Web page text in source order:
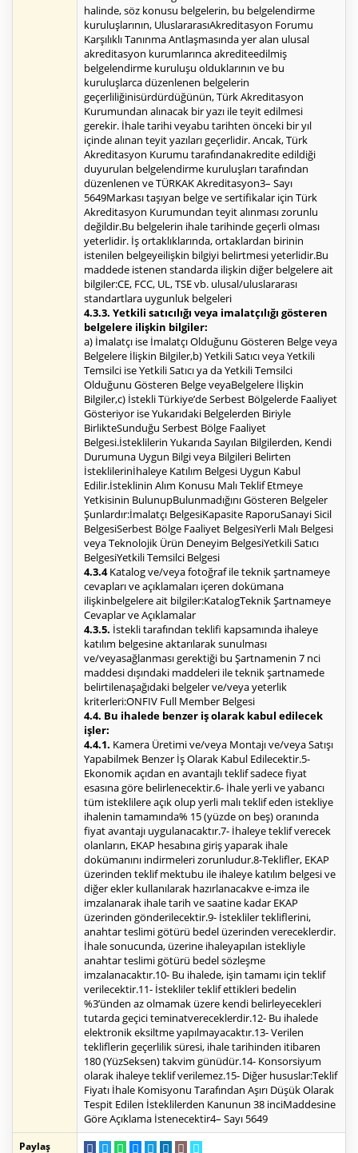
halinde, söz konusu belgelerin, bu belgelendirme
kuruluşlarının, UluslararasıAkreditasyon Forumu
Karşılıklı Tanınma Antlaşmasında yer alan ulusal
akreditasyon kurumlarınca akrediteedilmiş
belgelendirme kuruluşu olduklarının ve bu
kuruluşlarca düzenlenen belgelerin
geçerliliğinisürdürdüğünün, Türk Akreditasyon
Kurumundan alınacak bir yazı ile teyit edilmesi
gerekir. İhale tarihi veyabu tarihten önceki bir yıl
içinde alınan teyit yazıları geçerlidir. Ancak, Türk
Akreditasyon Kurumu tarafındanakredite edildiği
duyurulan belgelendirme kuruluşları tarafından
düzenlenen ve TÜRKAK Akreditasyon3– Sayı
5649Markası taşıyan belge ve sertifikalar için Türk
Akreditasyon Kurumundan teyit alınması zorunlu
değildir.Bu belgelerin ihale tarihinde geçerli olması
yeterlidir. İş ortaklıklarında, ortaklardan birinin
istenilen belgeyeilişkin bilgiyi belirtmesi yeterlidir.Bu
maddede istenen standarda ilişkin diğer belgelere ait
bilgiler:CE, FCC, UL, TSE vb. ulusal/uluslararası
standartlara uygunluk belgeleri
4.3.3. Yetkili satıcılığı veya imalatçılığı gösteren
belgelere ilişkin bilgiler:
a) İmalatçı ise İmalatçı Olduğunu Gösteren Belge veya
Belgelere İlişkin Bilgiler,b) Yetkili Satıcı veya Yetkili
Temsilci ise Yetkili Satıcı ya da Yetkili Temsilci
Olduğunu Gösteren Belge veyaBelgelere İlişkin
Bilgiler,c) İstekli Türkiye’de Serbest Bölgelerde Faaliyet
Gösteriyor ise Yukarıdaki Belgelerden Biriyle
BirlikteSunduğu Serbest Bölge Faaliyet
Belgesi.İsteklilerin Yukarıda Sayılan Bilgilerden, Kendi
Durumuna Uygun Bilgi veya Bilgileri Belirten
İsteklilerinİhaleye Katılım Belgesi Uygun Kabul
Edilir.İsteklinin Alım Konusu Malı Teklif Etmeye
Yetkisinin BulunupBulunmadığını Gösteren Belgeler
Şunlardır:İmalatçı BelgesiKapasite RaporuSanayi Sicil
BelgesiSerbest Bölge Faaliyet BelgesiYerli Malı Belgesi
veya Teknolojik Ürün Deneyim BelgesiYetkili Satıcı
BelgesiYetkili Temsilci Belgesi
4.3.4Katalog ve/veya fotoğraf ile teknik şartnameye
cevapları ve açıklamaları içeren dokümana
ilişkinbelgelere ait bilgiler:KatalogTeknik Şartnameye
Cevaplar ve Açıklamalar
4.3.5. İstekli tarafından teklifi kapsamında ihaleye
katılım belgesine aktarılarak sunulması
ve/veyasağlanması gerektiği bu Şartnamenin 7 nci
maddesi dışındaki maddeleri ile teknik şartnamede
belirtilenaşağıdaki belgeler ve/veya yeterlik
kriterleri:ONFIV Full Member Belgesi
4.4. Bu ihalede benzer iş olarak kabul edilecek
işler:
4.4.1. Kamera Üretimi ve/veya Montajı ve/veya Satışı
Yapabilmek Benzer İş Olarak Kabul Edilecektir.5-
Ekonomik açıdan en avantajlı teklif sadece fiyat
esasına göre belirlenecektir.6- İhale yerli ve yabancı
tüm isteklilere açık olup yerli malı teklif eden istekliye
ihalenin tamamında% 15 (yüzde on beş) oranında
fiyat avantajı uygulanacaktır.7- İhaleye teklif verecek
olanların, EKAP hesabına giriş yaparak ihale
dokümanını indirmeleri zorunludur.8-Teklifler, EKAP
üzerinden teklif mektubu ile ihaleye katılım belgesi ve
diğer ekler kullanılarak hazırlanacakve e-imza ile
imzalanarak ihale tarih ve saatine kadar EKAP
üzerinden gönderilecektir.9- İstekliler tekliflerini,
anahtar teslimi götürü bedel üzerinden vereceklerdir.
İhale sonucunda, üzerine ihaleyapılan istekliyle
anahtar teslimi götürü bedel sözleşme
imzalanacaktır.10- Bu ihalede, işin tamamı için teklif
verilecektir.11- İstekliler teklif ettikleri bedelin
%3’ünden az olmamak üzere kendi belirleyecekleri
tutarda geçici teminatvereceklerdir.12- Bu ihalede
elektronik eksiltme yapılmayacaktır.13- Verilen
tekliflerin geçerlilik süresi, ihale tarihinden itibaren
180 (YüzSeksen) takvim günüdür.14- Konsorsiyum
olarak ihaleye teklif verilemez.15- Diğer hususlar:Teklif
Fiyatı İhale Komisyonu Tarafından Aşırı Düşük Olarak
Tespit Edilen İsteklilerden Kanunun 38 inciMaddesine
Göre Açıklama İstenecektir4– Sayı 5649
Paylaş